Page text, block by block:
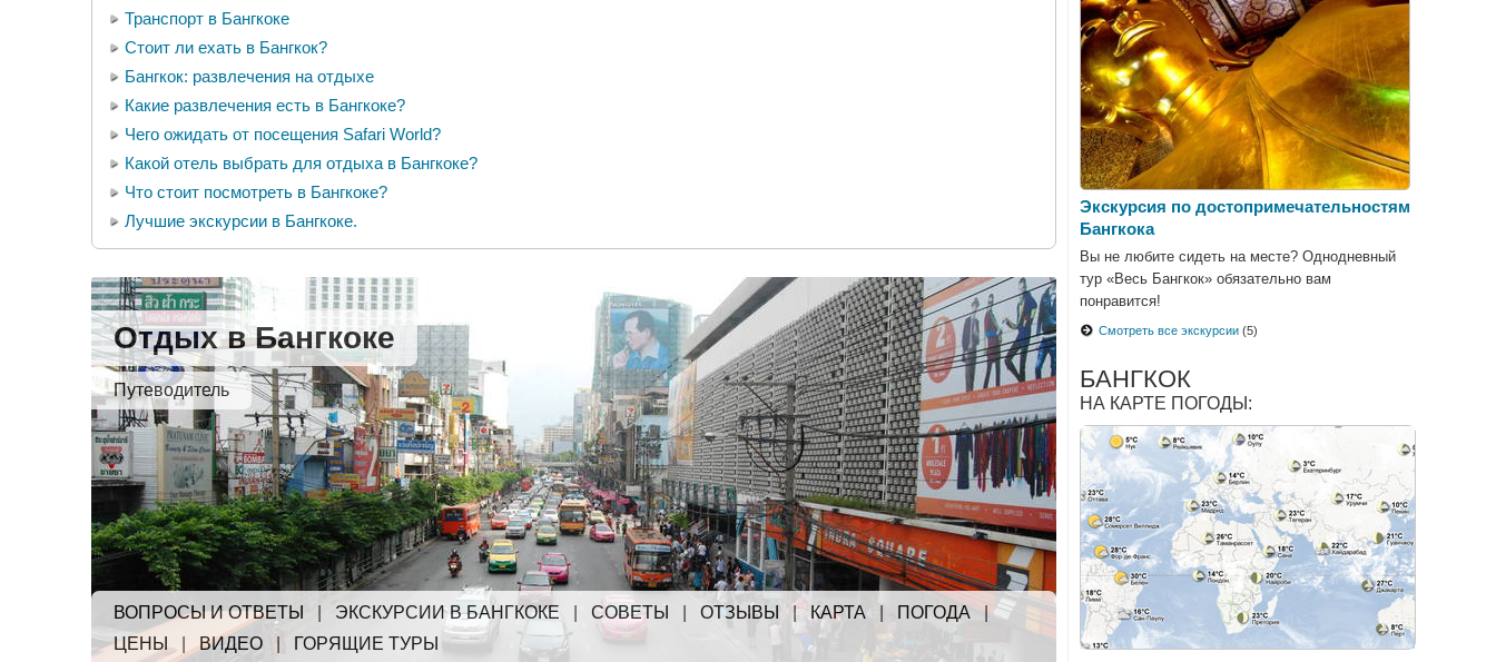
Транспорт в Бангкоке
Стоит ли ехать в Бангкок?
Бангкок: развлечения на отдыхе
Какие развлечения есть в Бангкоке?
Чего ожидать от посещения Safari World?
Какой отель выбрать для отдыха в Бангкоке?
Что стоит посмотреть в Бангкоке?
Лучшие экскурсии в Бангкоке.
Отдых в Бангкоке
Путеводитель
ВОПРОСЫ И ОТВЕТЫ ЭКСКУРСИИ В БАНГКОКЕ СОВЕТЫ ОТЗЫВЫ | КАРТА| ПОГОДА |
ЦЕНЫ | ВИДЕО ГОРЯЩИЕ ТУРЫ
Экскурсия по достопримечательностям
Бангкока
Вы не любите сидеть на месте? Однодневный
тур «Весь Бангкок» обязательно вам
понравится!
Смотреть все экскурсии (5)
БАНГКОК
НА КАРТЕ ПОГОДЫ: